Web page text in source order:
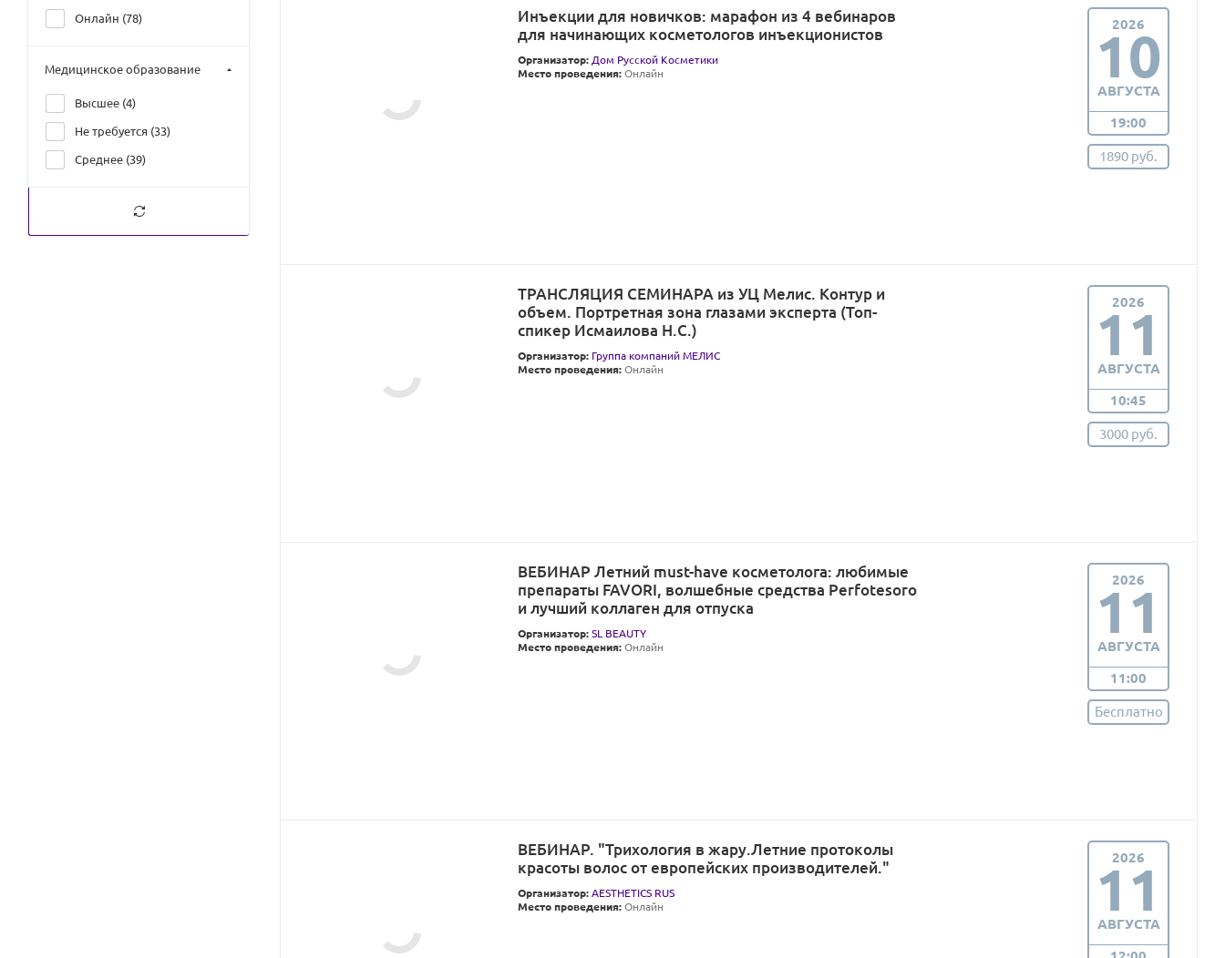
Инъекции для новичков: марафон из 4 вебинаров
для начинающих косметологов инъекционистов
Организатор: Дом Русской Косметики
Место проведения: Онлайн
2026
10
АВГУСТА
19:00
1890 руб.
ТРАНСЛЯЦИЯ СЕМИНАРА из УЦ Мелис. Контур и
объем. Портретная зона глазами эксперта (Топ-
спикер Исмаилова Н.С.)
Организатор: Группа компаний МЕЛИС
Место проведения: Онлайн
2026
11
АВГУСТА
10:45
3000 руб.
ВЕБИНАР Летний must-have косметолога: любимые
препараты FAVORI, волшебные средства Perfotesoro
и лучший коллаген для отпуска
Организатор: SL BEAUTY
Место проведения: Онлайн
2026
11
АВГУСТА
11:00
Бесплатно
ВЕБИНАР. "Трихология в жару.Летние протоколы
красоты волос от европейских производителей."
Организатор: AESTHETICS RUS
Место проведения: Онлайн
2026
11
АВГУСТА
Группа компаний МЕЛИС
Дом Русской Косметики
Онлайн (78)
Медицинское образование
Высшее (4)
Не требуется (33)
Среднее (39)